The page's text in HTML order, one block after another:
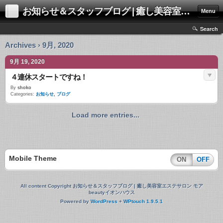
お知らせ＆スタッフブログ | 癒し美容室エステサロン モアbeautyイオンハウス Menu
Search
Archives › 9月, 2020
9月 19, 2020
４連休スタートですね！
By shoko
Categories: お知らせ, ブログ
Load more entries...
Mobile Theme ON OFF
All content Copyright お知らせ＆スタッフブログ | 癒し美容室エステサロン モア
beautyイオンハウス
Powered by WordPress +WPtouch 1.9.5.1